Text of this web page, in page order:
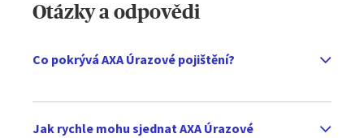
Otázky a odpovědi
Co pokrývá AXA Úrazové pojištění?
Jak rychle mohu sjednat AXA Úrazové